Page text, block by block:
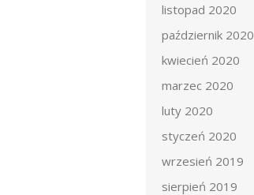
listopad 2020
październik 2020
kwiecień 2020
marzec 2020
luty 2020
styczeń 2020
wrzesień 2019
sierpień 2019